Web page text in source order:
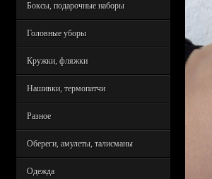
Боксы, подарочные наборы
Головные уборы
Кружки, фляжки
Нашивки, термопатчи
Разное
Обереги, амулеты, талисманы
Одежда